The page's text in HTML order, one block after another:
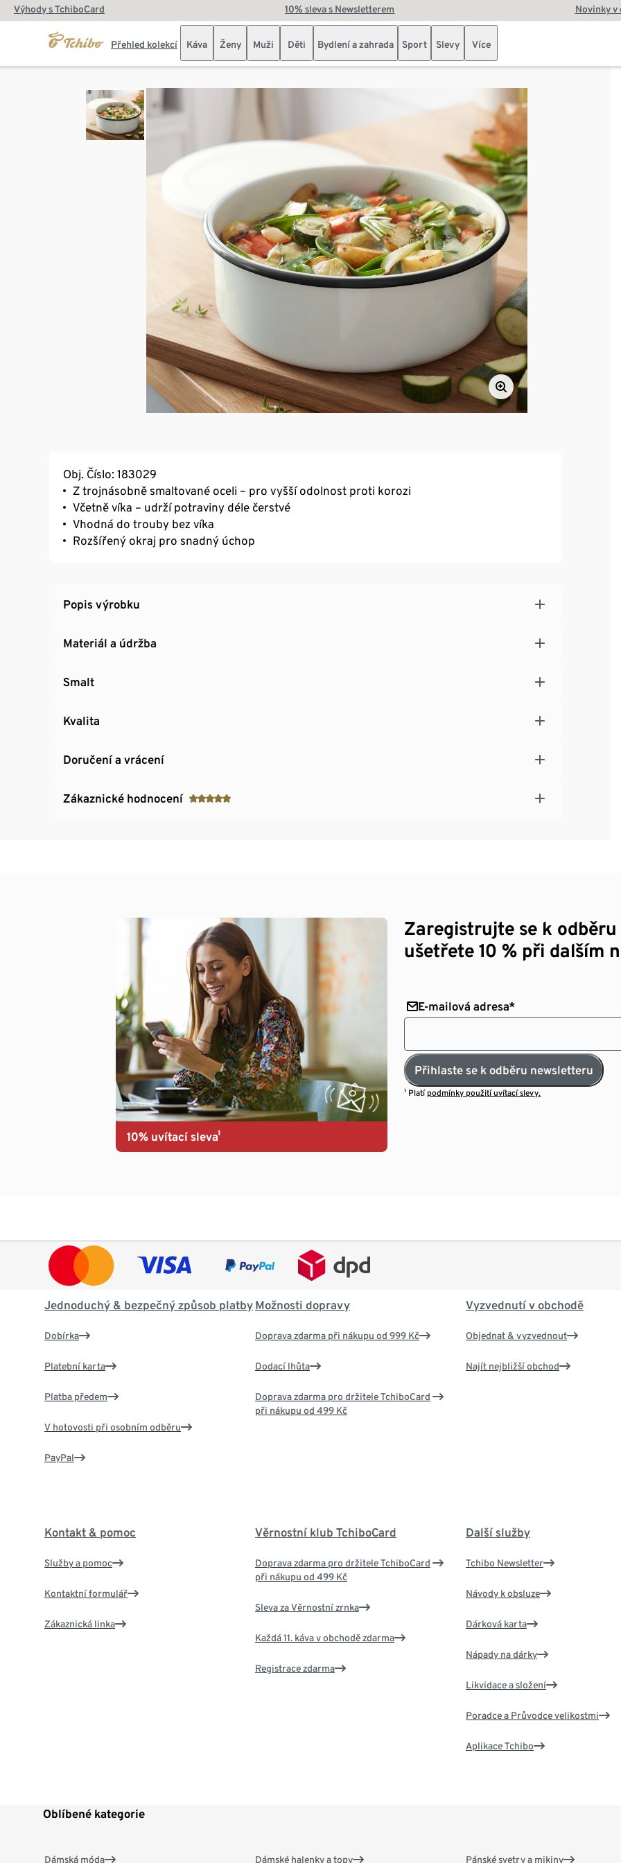
Výhody s TchiboCard 10% sleva s Newsletterem Novinky v
Přehled kolekcí Káva Ženy Muži Děti Bydlení a zahrada Sport Slevy Více
Obj. Číslo: 183029
Z trojnásobně smaltované oceli – pro vyšší odolnost proti korozi
Včetně víka – udrží potraviny déle čerstvé
Vhodná do trouby bez víka
Rozšířený okraj pro snadný úchop
Popis výrobku
Materiál a údržba
Smalt
Kvalita
Doručení a vrácení
Zákaznické hodnocení
10% uvítací sleva¹
Zaregistrujte se k
ušetřete 10 % při dalším
E-mailová adresa*
Přihlaste se k odběru newsletteru
¹ Platí podmínky použití uvítací slevy.
Jednoduchý & bezpečný způsob platby
Dobírka
Platební karta
Platba předem
V hotovosti při osobním odběru
PayPal
Možnosti dopravy
Doprava zdarma při nákupu od 999 Kč
Dodací lhůta
Doprava zdarma pro držitele TchiboCard
při nákupu od 499 Kč
Vyzvednutí v obchodě
Objednat & vyzvednout
Najít nejbližší obchod
Kontakt & pomoc
Služby a pomoc
Kontaktní formulář
Zákaznická linka
Věrnostní klub TchiboCard
Doprava zdarma pro držitele TchiboCard
při nákupu od 499 Kč
Sleva za Věrnostní zrnka
Každá 11. káva v obchodě zdarma
Registrace zdarma
Další služby
Tchibo Newsletter
Návody k obsluze
Dárková karta
Nápady na dárky
Likvidace a složení
Poradce a Průvodce velikostmi
Aplikace Tchibo
Oblíbené kategorie
Dámská móda Dámské halenky a topy Pánské svetry a mikiny